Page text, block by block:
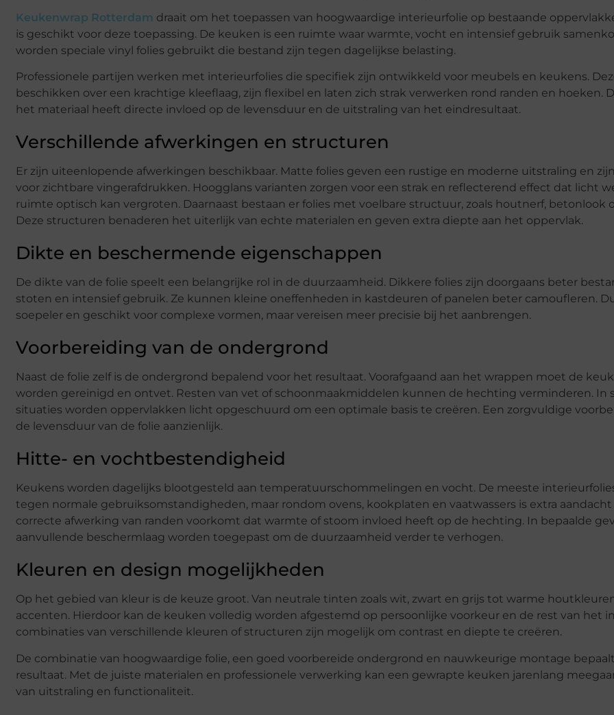
Keukenwrap Rotterdam draait om het toepassen van hoogwaardige interieurfolie op bestaande
is geschikt voor deze toepassing. De keuken is een ruimte waar warmte, vocht en intensief gebruik
worden speciale vinyl folies gebruikt die bestand zijn tegen dagelijkse belasting.
Professionele partijen werken met interieurfolies die specifiek zijn ontwikkeld voor meubels en keukens.
beschikken over een krachtige kleeflaag, zijn flexibel en laten zich strak verwerken rond randen en hoeken.
het materiaal heeft directe invloed op de levensduur en de uitstraling van het eindresultaat.
Verschillende afwerkingen en structuren
Er zijn uiteenlopende afwerkingen beschikbaar. Matte folies geven een rustige en moderne uitstraling en
voor zichtbare vingerafdrukken. Hoogglans varianten zorgen voor een strak en reflecterend effect dat licht
ruimte optisch kan vergroten. Daarnaast bestaan er folies met voelbare structuur, zoals houtnerf, betonlook
Deze structuren benaderen het uiterlijk van echte materialen en geven extra diepte aan het oppervlak.
Dikte en beschermende eigenschappen
De dikte van de folie speelt een belangrijke rol in de duurzaamheid. Dikkere folies zijn doorgaans beter
stoten en intensief gebruik. Ze kunnen kleine oneffenheden in kastdeuren of panelen beter camoufleren.
soepeler en geschikt voor complexe vormen, maar vereisen meer precisie bij het aanbrengen.
Voorbereiding van de ondergrond
Naast de folie zelf is de ondergrond bepalend voor het resultaat. Voorafgaand aan het wrappen moet de
worden gereinigd en ontvet. Resten van vet of schoonmaakmiddelen kunnen de hechting verminderen. In
situaties worden oppervlakken licht opgeschuurd om een optimale basis te creëren. Een zorgvuldige
de levensduur van de folie aanzienlijk.
Hitte- en vochtbestendigheid
Keukens worden dagelijks blootgesteld aan temperatuurschommelingen en vocht. De meeste
tegen normale gebruiksomstandigheden, maar rondom ovens, kookplaten en vaatwassers is extra aandacht
correcte afwerking van randen voorkomt dat warmte of stoom invloed heeft op de hechting. In bepaalde
aanvullende beschermlaag worden toegepast om de duurzaamheid verder te verhogen.
Kleuren en design mogelijkheden
Op het gebied van kleur is de keuze groot. Van neutrale tinten zoals wit, zwart en grijs tot warme
accenten. Hierdoor kan de keuken volledig worden afgestemd op persoonlijke voorkeur en de rest van het
combinaties van verschillende kleuren of structuren zijn mogelijk om contrast en diepte te creëren.
De combinatie van hoogwaardige folie, een goed voorbereide ondergrond en nauwkeurige montage
resultaat. Met de juiste materialen en professionele verwerking kan een gewrapte keuken jarenlang
van uitstraling en functionaliteit.